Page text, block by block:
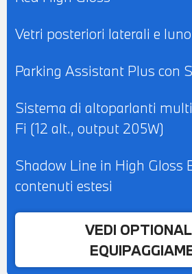
Vetri posteriori laterali e
Parking Assistant Plus con
Sistema di altoparlanti
Fi (12 alt., output 205W)
Shadow Line in High Gloss
contenuti estesi
VEDI